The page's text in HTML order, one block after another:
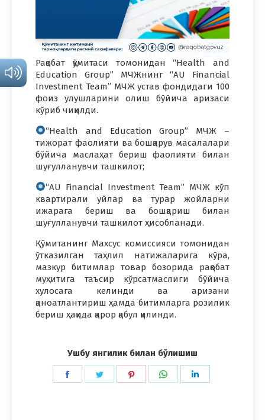
Рақобат қўмитаси томонидан “Health and
Education Group” МЧЖнинг “AU Financial
Investment Team” МЧЖ устав фондидаги 100
фоиз улушларини олиш бўйича аризаси
кўриб чиқилди.
“Health and Education Group” МЧЖ –
тижорат фаолияти ва бошқарув масалалари
бўйича маслаҳат бериш фаолияти билан
шуғулланувчи ташкилот;
“AU Financial Investment Team” МЧЖ кўп
квартирали уйлар ва турар жойларни
ижарага бериш ва бошқариш билан
шуғулланувчи ташкилот ҳисобланади.
Қўмитанинг Махсус комиссияси томонидан
ўтказилган таҳлил натижаларига кўра,
мазкур битимлар товар бозорида рақобат
муҳитига таъсир кўрсатмаслиги бўйича
хулосага келинди ва аризани
қаноатлантириш ҳамда битимларга розилик
бериш ҳақида қарор қабул қилинди.
Ушбу янгилик билан бўлишиш
Share
Share
Share
Share